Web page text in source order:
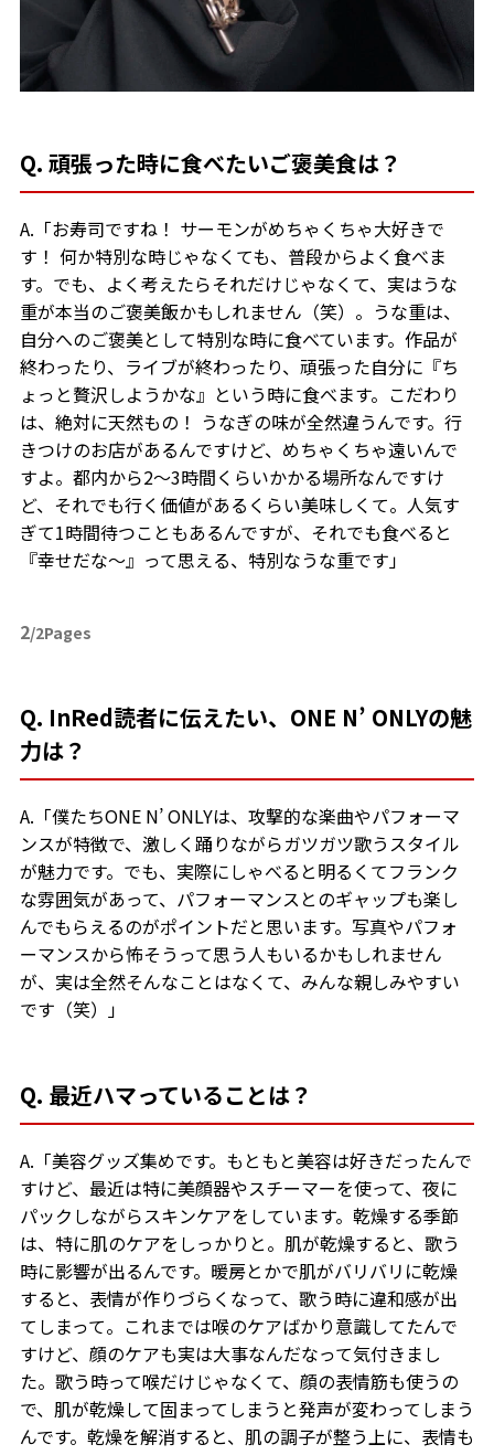
Q. 頑張った時に食べたいご褒美食は？
A.「お寿司ですね！ サーモンがめちゃくちゃ大好きで
す！ 何か特別な時じゃなくても、普段からよく食べま
す。でも、よく考えたらそれだけじゃなくて、実はうな
重が本当のご褒美飯かもしれません（笑）。うな重は、
自分へのご褒美として特別な時に食べています。作品が
終わったり、ライブが終わったり、頑張った自分に『ち
ょっと贅沢しようかな』という時に食べます。こだわり
は、絶対に天然もの！ うなぎの味が全然違うんです。行
きつけのお店があるんですけど、めちゃくちゃ遠いんで
すよ。都内から2～3時間くらいかかる場所なんですけ
ど、それでも行く価値があるくらい美味しくて。人気す
ぎて1時間待つこともあるんですが、それでも食べると
『幸せだな～』って思える、特別なうな重です」
2/2Pages
Q. InRed読者に伝えたい、ONE N’ ONLYの魅
力は？
A.「僕たちONE N’ ONLYは、攻撃的な楽曲やパフォーマ
ンスが特徴で、激しく踊りながらガツガツ歌うスタイル
が魅力です。でも、実際にしゃべると明るくてフランク
な雰囲気があって、パフォーマンスとのギャップも楽し
んでもらえるのがポイントだと思います。写真やパフォ
ーマンスから怖そうって思う人もいるかもしれません
が、実は全然そんなことはなくて、みんな親しみやすい
です（笑）」
Q. 最近ハマっていることは？
A.「美容グッズ集めです。もともと美容は好きだったんで
すけど、最近は特に美顔器やスチーマーを使って、夜に
パックしながらスキンケアをしています。乾燥する季節
は、特に肌のケアをしっかりと。肌が乾燥すると、歌う
時に影響が出るんです。暖房とかで肌がバリバリに乾燥
すると、表情が作りづらくなって、歌う時に違和感が出
てしまって。これまでは喉のケアばかり意識してたんで
すけど、顔のケアも実は大事なんだなって気付きまし
た。歌う時って喉だけじゃなくて、顔の表情筋も使うの
で、肌が乾燥して固まってしまうと発声が変わってしまう
んです。乾燥を解消すると、肌の調子が整う上に、表情も